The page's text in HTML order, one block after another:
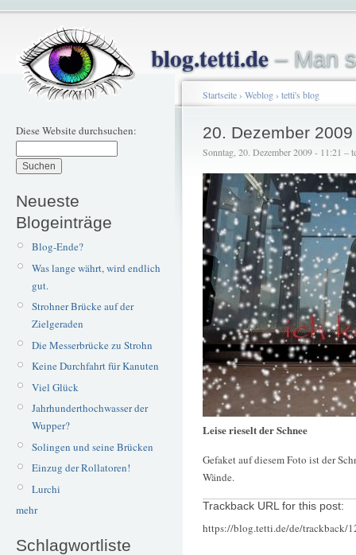
blog.tetti.de– Man
Diese Website durchsuchen:
Neueste
Blogeinträge
Blog-Ende?
Was lange währt, wird endlich
gut.
Strohner Brücke auf der
Zielgeraden
Die Messerbrücke zu Strohn
Keine Durchfahrt für Kanuten
Viel Glück
Jahrhunderthochwasser der
Wupper?
Solingen und seine Brücken
Einzug der Rollatoren!
Lurchi
mehr
Schlagwortliste
Startseite› Weblog› tetti's blog
20. Dezember 2009
Sonntag, 20. Dezember 2009 - 11:21 –
Leise rieselt der Schnee
Gefaket auf diesem Foto ist der
Wände.
Trackback URL for this post:
https://blog.tetti.de/de/trackback/